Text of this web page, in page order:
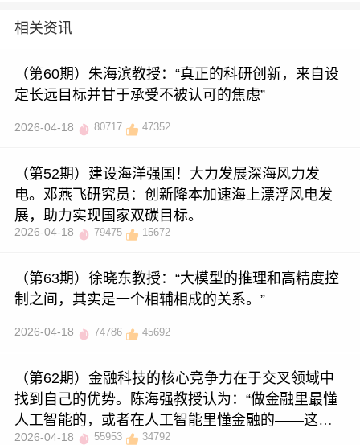
相关资讯
（第60期）朱海滨教授：“真正的科研创新，来自设
定长远目标并甘于承受不被认可的焦虑”
2026-04-18 80717 47352
（第52期）建设海洋强国！大力发展深海风力发
电。邓燕飞研究员：创新降本加速海上漂浮风电发
展，助力实现国家双碳目标。
2026-04-18 79475 15672
（第63期）徐晓东教授：“大模型的推理和高精度控
制之间，其实是一个相辅相成的关系。”
2026-04-18 74786 45692
（第62期）金融科技的核心竞争力在于交叉领域中
找到自己的优势。陈海强教授认为：“做金融里最懂
人工智能的，或者在人工智能里懂金融的——这就
是你的比较优势。”
2026-04-18 55953 34792